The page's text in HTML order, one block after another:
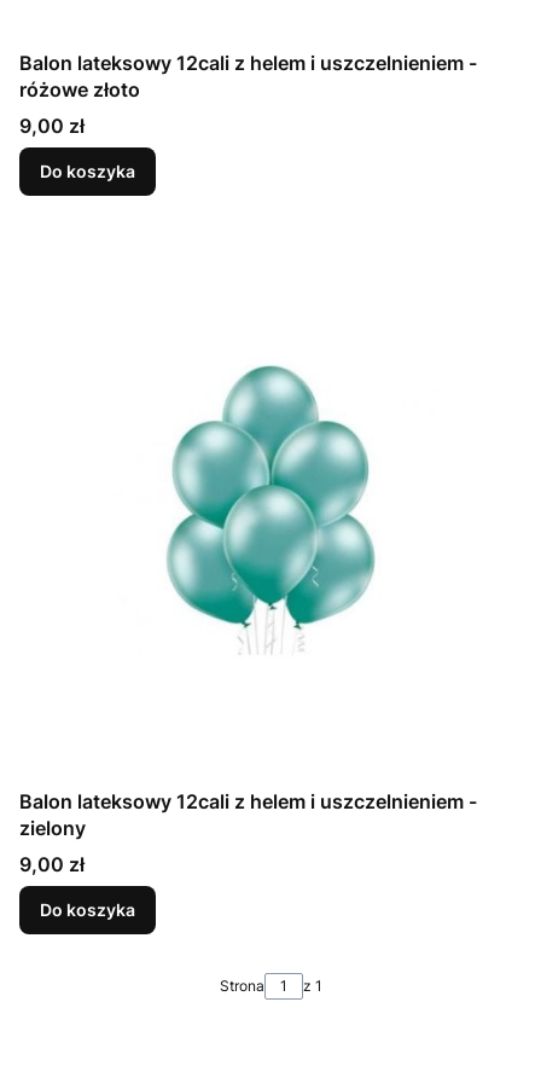
Balon lateksowy 12cali z helem i uszczelnieniem -
różowe złoto
Cena
9,00 zł
Do koszyka
Balon lateksowy 12cali z helem i uszczelnieniem -
zielony
Cena
9,00 zł
Do koszyka
Strona z 1